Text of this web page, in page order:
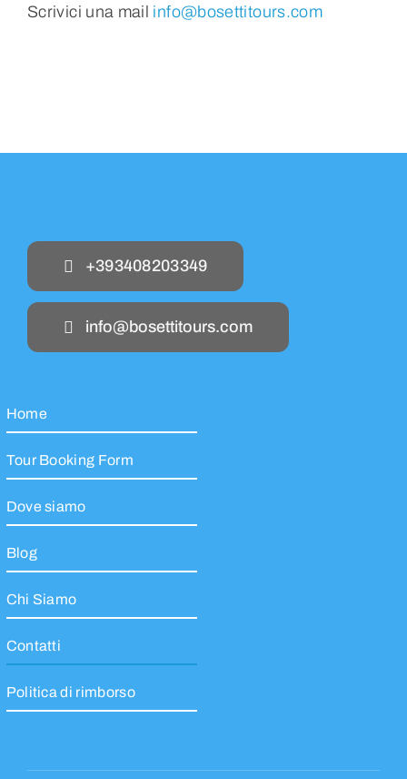
Scrivici una mail info@bosettitours.com
+393408203349
info@bosettitours.com
Home
Tour Booking Form
Dove siamo
Blog
Chi Siamo
Contatti
Politica di rimborso